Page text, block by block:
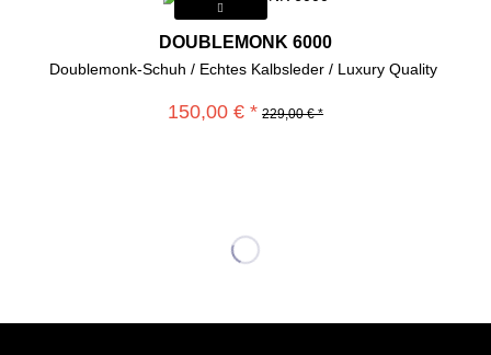
DOUBLEMONK 6000
Doublemonk-Schuh / Echtes Kalbsleder / Luxury Quality
150,00 € * 229,00 € *